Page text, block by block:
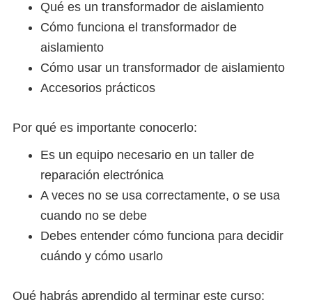
Qué es un transformador de aislamiento
Cómo funciona el transformador de
aislamiento
Cómo usar un transformador de aislamiento
Accesorios prácticos
Por qué es importante conocerlo:
Es un equipo necesario en un taller de
reparación electrónica
A veces no se usa correctamente, o se usa
cuando no se debe
Debes entender cómo funciona para decidir
cuándo y cómo usarlo
Qué habrás aprendido al terminar este curso: